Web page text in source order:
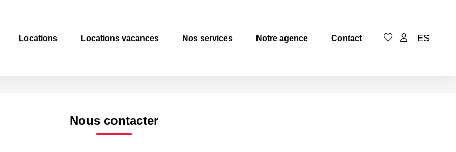
Locations Locations vacances Nos services Notre agence Contact ES
Nous contacter